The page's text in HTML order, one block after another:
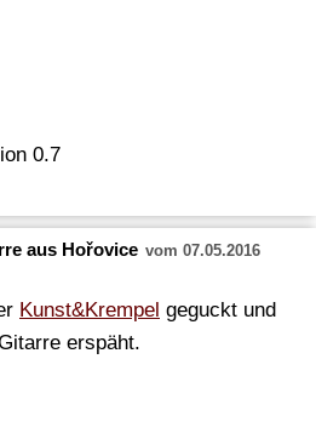
0.7
aus Hořovice vom 07.05.2016
Kunst&Krempel geguckt und
erspäht.